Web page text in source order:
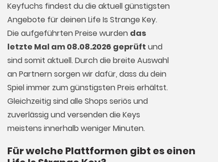
Keyfuchs findest du die aktuell günstigsten
Angebote für deinen Life Is Strange Key.
Die aufgeführten Preise wurden das
letzte Mal am 08.08.2026 geprüft und
sind somit aktuell. Durch die breite Auswahl
an Partnern sorgen wir dafür, dass du dein
Spiel immer zum günstigsten Preis erhältst.
Gleichzeitig sind alle Shops seriös und
zuverlässig und versenden die Keys
meistens innerhalb weniger Minuten.
Für welche Plattformen gibt es einen